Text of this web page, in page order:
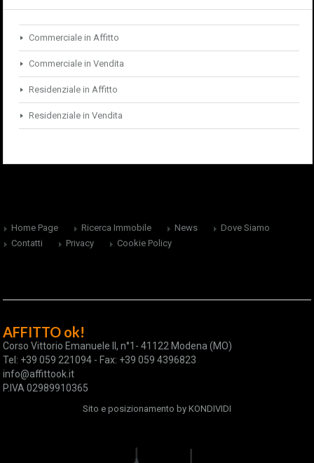
Commerciale in Affitto
Commerciale in Vendita
Residenziale in Affitto
Residenziale in Vendita
Home Page Ricerca Immobile News
Dove Siamo
Contatti
Privacy Cookie Policy
AFFITTO ok!
Corso Vittorio Emanuele II, n°1- 41122 Modena (MO)
Tel: +39 059 221094 - Fax: +39 059 4396823
info@affittook.it
P.IVA 02989910365
Sito e posizionamento by KONDIVIDI